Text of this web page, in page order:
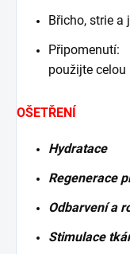
Břicho, strie a
použijte celou
OŠETŘENÍ
Hydratace
Regenerace
Odbarvení a
Stimulace